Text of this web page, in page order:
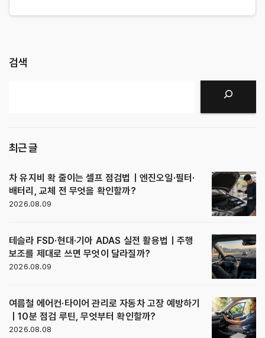
검색
최근 글
차 유지비 확 줄이는 셀프 점검법｜엔진오일·필터·
배터리, 교체 전 무엇을 확인할까?
2026.08.09
테슬라 FSD·현대·기아 ADAS 실전 활용법｜주행
보조를 제대로 쓰면 무엇이 달라질까?
2026.08.09
여름철 에어컨·타이어 관리로 자동차 고장 예방하기
｜10분 점검 루틴, 무엇부터 확인할까?
2026.08.08